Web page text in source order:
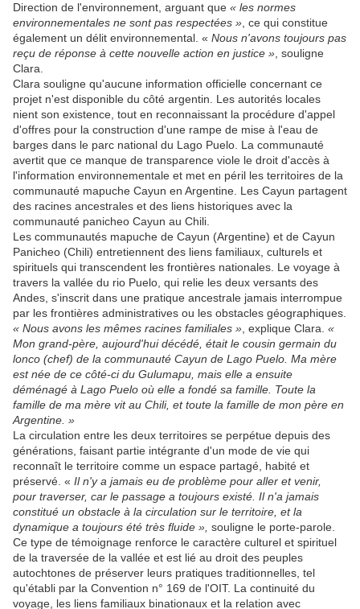
Direction de l'environnement, arguant que « les normes
environnementales ne sont pas respectées » , ce qui constitue
également un délit environnemental. « Nous n'avons toujours pas
reçu de réponse à cette nouvelle action en justice » , souligne
Clara.
Clara souligne qu'aucune information officielle concernant ce
projet n'est disponible du côté argentin. Les autorités locales
nient son existence, tout en reconnaissant la procédure d'appel
d'offres pour la construction d'une rampe de mise à l'eau de
barges dans le parc national du Lago Puelo. La communauté
avertit que ce manque de transparence viole le droit d'accès à
l'information environnementale et met en péril les territoires de la
communauté mapuche Cayun en Argentine. Les Cayun partagent
des racines ancestrales et des liens historiques avec la
communauté panicheo Cayun au Chili.
Les communautés mapuche de Cayun (Argentine) et de Cayun
Panicheo (Chili) entretiennent des liens familiaux, culturels et
spirituels qui transcendent les frontières nationales. Le voyage à
travers la vallée du rio Puelo, qui relie les deux versants des
Andes, s'inscrit dans une pratique ancestrale jamais interrompue
par les frontières administratives ou les obstacles géographiques.
« Nous avons les mêmes racines familiales » , explique Clara. «
Mon grand-père, aujourd'hui décédé, était le cousin germain du
lonco (chef) de la communauté Cayun de Lago Puelo. Ma mère
est née de ce côté-ci du Gulumapu, mais elle a ensuite
déménagé à Lago Puelo où elle a fondé sa famille. Toute la
famille de ma mère vit au Chili, et toute la famille de mon père en
Argentine. »
La circulation entre les deux territoires se perpétue depuis des
générations, faisant partie intégrante d'un mode de vie qui
reconnaît le territoire comme un espace partagé, habité et
préservé. « Il n'y a jamais eu de problème pour aller et venir,
pour traverser, car le passage a toujours existé. Il n'a jamais
constitué un obstacle à la circulation sur le territoire, et la
dynamique a toujours été très fluide », souligne le porte-parole.
Ce type de témoignage renforce le caractère culturel et spirituel
de la traversée de la vallée et est lié au droit des peuples
autochtones de préserver leurs pratiques traditionnelles, tel
qu'établi par la Convention n° 169 de l'OIT. La continuité du
voyage, les liens familiaux binationaux et la relation avec